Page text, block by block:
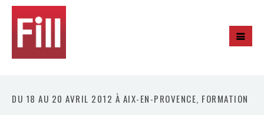
DU 18 AU 20 AVRIL 2012 À AIX-EN-PROVENCE, FORMATION